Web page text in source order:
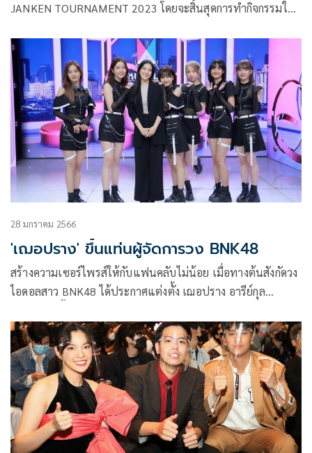
JANKEN TOURNAMENT 2023 โดยจะสิ้นสุดการทำกิจกรรมใน
หน้าที่ในฐานะชิไฮนิน (ผู้จัดการวง) ต่อไป
28 มกราคม 2566
'เฌอปราง' ขึ้นแท่นผู้จัดการวง BNK48
สร้างความเซอร์ไพรส์ให้กับแฟนคลับไม่น้อย เมื่อทางต้นสังกัดวง
ไอดอลสาว BNK48 ได้ประกาศแต่งตั้ง เฌอปราง อารีย์กุล
ปราง ได้มาเปิดใจในรายการโต๊ะหนูแหม่ม เผยความรู้สึกถึงการ
ถูกแต่งตั้งได้รับบทบาทหน้าที่ใหม่ครั้งนี้